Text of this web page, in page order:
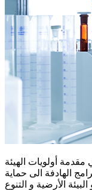
أولويات الهيئة
الهادفة الى حماية
الأرضية و التنوع